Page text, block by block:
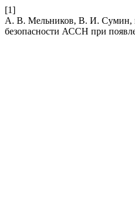
[1]
А. В. Мельников, В. И. Сумин,
безопасности АССН при